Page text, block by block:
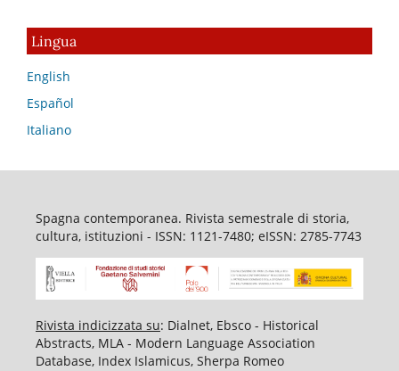
Lingua
English
Español
Italiano
Spagna contemporanea. Rivista semestrale di storia,
cultura, istituzioni - ISSN: 1121-7480; eISSN: 2785-7743
Rivista indicizzata su: Dialnet, Ebsco - Historical
Abstracts, MLA - Modern Language Association
Database, Index Islamicus, Sherpa Romeo